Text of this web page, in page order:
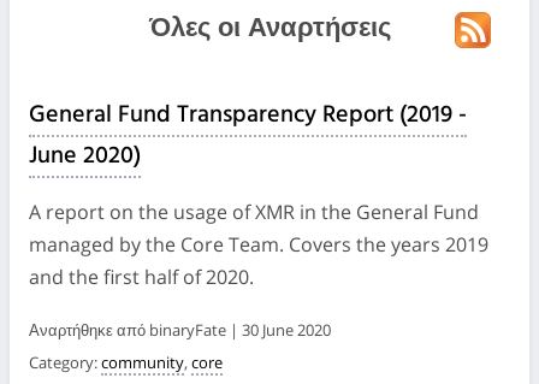
Κυκλοφορίες
Κοινότητα
Αρχεία Καταγραφής Συσκέψεων
Όλες οι Αναρτήσεις
General Fund Transparency Report (2019 -
June 2020)
A report on the usage of XMR in the General Fund
managed by the Core Team. Covers the years 2019
and the first half of 2020.
Αναρτήθηκε από binaryFate | 30 June 2020
Category:community, core